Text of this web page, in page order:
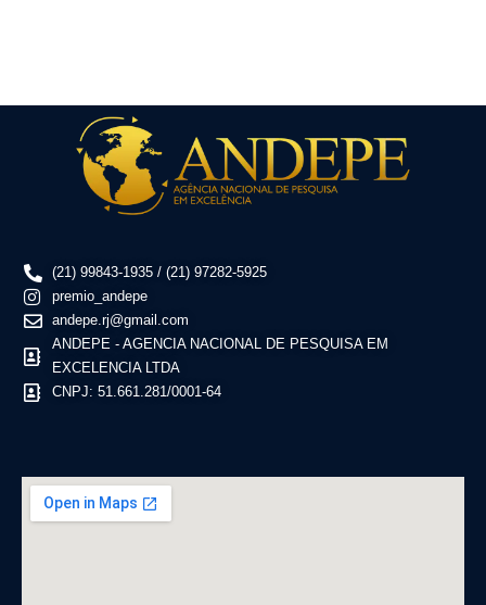
(21) 99843-1935 / (21) 97282-5925
premio_andepe
andepe.rj@gmail.com
ANDEPE - AGENCIA NACIONAL DE PESQUISA EM
EXCELENCIA LTDA
CNPJ: 51.661.281/0001-64